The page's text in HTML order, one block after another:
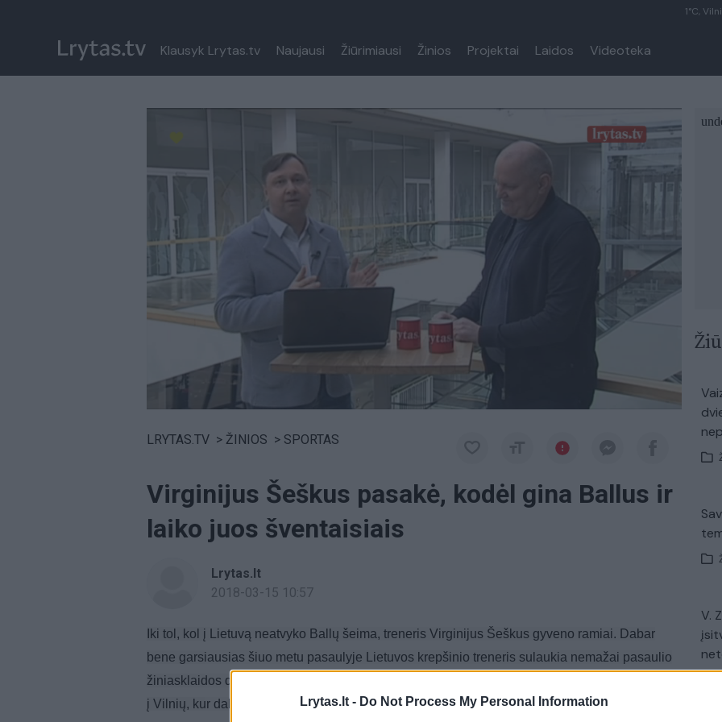
Lrytas.lt - Do Not Process My Personal Information
1°C,
Klausyk Lrytas.tv Naujausi Žiūrimiausi Žinios Projektai Laidos Videoteka
LRYTAS.TV > ŽINIOS > SPORTAS
Virginijus Šeškus pasakė, kodėl gina Ballus ir
laiko juos šventaisiais
Lrytas.lt
2018-03-15 10:57
Iki tol, kol į Lietuvą neatvyko Ballų šeima, treneris Virginijus Šeškus gyveno ramiai. Dabar
bene garsiausias šiuo metu pasaulyje Lietuvos krepšinio treneris sulaukia nemažai pasaulio
žiniasklaidos dėmesio, o ketvirtadienio rytą vietoj Prienų-Birštono „Vytauto“ treniruotės atvyko
į Vilnių, kur dalyvavo lrytas.tv tiesioginėje vaizdo konferencijoje.
V.